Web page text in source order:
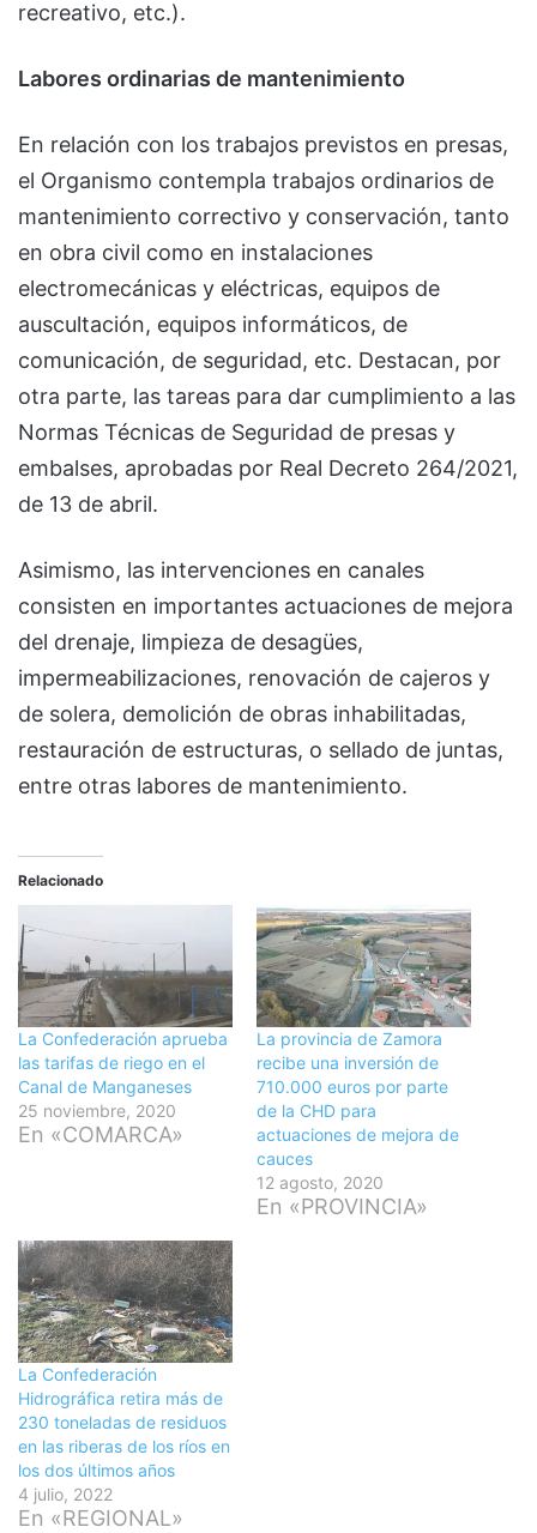
recreativo, etc.).
Labores ordinarias de mantenimiento
En relación con los trabajos previstos en presas,
el Organismo contempla trabajos ordinarios de
mantenimiento correctivo y conservación, tanto
en obra civil como en instalaciones
electromecánicas y eléctricas, equipos de
auscultación, equipos informáticos, de
comunicación, de seguridad, etc. Destacan, por
otra parte, las tareas para dar cumplimiento a las
Normas Técnicas de Seguridad de presas y
embalses, aprobadas por Real Decreto 264/2021,
de 13 de abril.
Asimismo, las intervenciones en canales
consisten en importantes actuaciones de mejora
del drenaje, limpieza de desagües,
impermeabilizaciones, renovación de cajeros y
de solera, demolición de obras inhabilitadas,
restauración de estructuras, o sellado de juntas,
entre otras labores de mantenimiento.
Relacionado
La Confederación aprueba
las tarifas de riego en el
Canal de Manganeses
25 noviembre, 2020
En «COMARCA»
La provincia de Zamora
recibe una inversión de
710.000 euros por parte
de la CHD para
actuaciones de mejora de
cauces
12 agosto, 2020
En «PROVINCIA»
La Confederación
Hidrográfica retira más de
230 toneladas de residuos
en las riberas de los ríos en
los dos últimos años
4 julio, 2022
En «REGIONAL»